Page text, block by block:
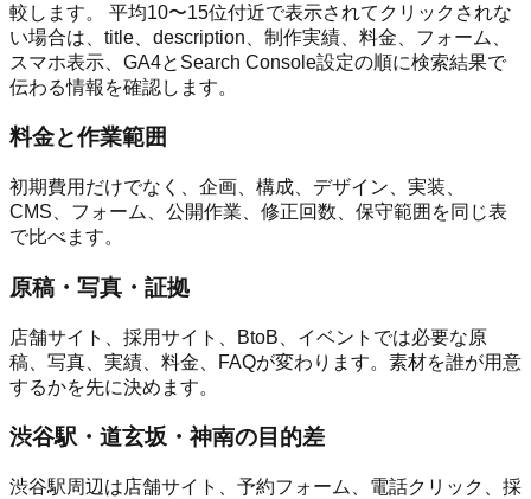
較します。 平均10〜15位付近で表示されてクリックされな
い場合は、title、description、制作実績、料金、フォーム、
スマホ表示、GA4とSearch Console設定の順に検索結果で
伝わる情報を確認します。
料金と作業範囲
初期費用だけでなく、企画、構成、デザイン、実装、
CMS、フォーム、公開作業、修正回数、保守範囲を同じ表
で比べます。
原稿・写真・証拠
店舗サイト、採用サイト、BtoB、イベントでは必要な原
稿、写真、実績、料金、FAQが変わります。素材を誰が用意
するかを先に決めます。
渋谷駅・道玄坂・神南の目的差
渋谷駅周辺は店舗サイト、予約フォーム、電話クリック、採